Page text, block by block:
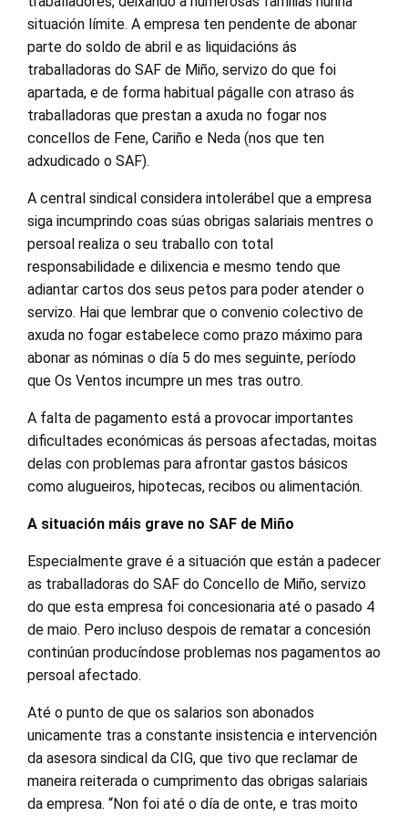
situación límite. A empresa ten pendente de abonar
parte do soldo de abril e as liquidacións ás
traballadoras do SAF de Miño, servizo do que foi
apartada, e de forma habitual págalle con atraso ás
traballadoras que prestan a axuda no fogar nos
concellos de Fene, Cariño e Neda (nos que ten
adxudicado o SAF).
A central sindical considera intolerábel que a empresa
siga incumprindo coas súas obrigas salariais mentres o
persoal realiza o seu traballo con total
responsabilidade e dilixencia e mesmo tendo que
adiantar cartos dos seus petos para poder atender o
servizo. Hai que lembrar que o convenio colectivo de
axuda no fogar estabelece como prazo máximo para
abonar as nóminas o día 5 do mes seguinte, período
que Os Ventos incumpre un mes tras outro.
A falta de pagamento está a provocar importantes
dificultades económicas ás persoas afectadas, moitas
delas con problemas para afrontar gastos básicos
como alugueiros, hipotecas, recibos ou alimentación.
A situación máis grave no SAF de Miño
Especialmente grave é a situación que están a padecer
as traballadoras do SAF do Concello de Miño, servizo
do que esta empresa foi concesionaria até o pasado 4
de maio. Pero incluso despois de rematar a concesión
continúan producíndose problemas nos pagamentos ao
persoal afectado.
Até o punto de que os salarios son abonados
unicamente tras a constante insistencia e intervención
da asesora sindical da CIG, que tivo que reclamar de
maneira reiterada o cumprimento das obrigas salariais
da empresa. “Non foi até o día de onte, e tras moito